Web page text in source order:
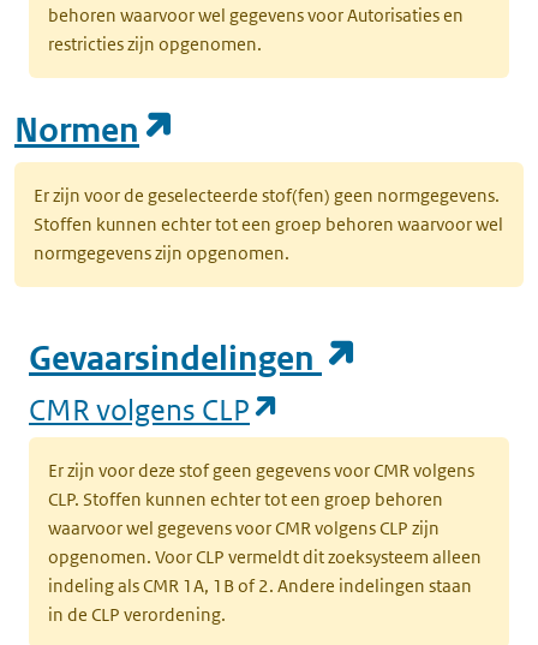
behoren waarvoor wel gegevens voor Autorisaties en
restricties zijn opgenomen.
Normen
Er zijn voor de geselecteerde stof(fen) geen normgegevens.
Stoffen kunnen echter tot een groep behoren waarvoor wel
normgegevens zijn opgenomen.
Gevaarsindelingen
CMR volgens CLP
Er zijn voor deze stof geen gegevens voor CMR volgens
CLP. Stoffen kunnen echter tot een groep behoren
waarvoor wel gegevens voor CMR volgens CLP zijn
opgenomen. Voor CLP vermeldt dit zoeksysteem alleen
indeling als CMR 1A, 1B of 2. Andere indelingen staan
in de CLP verordening.